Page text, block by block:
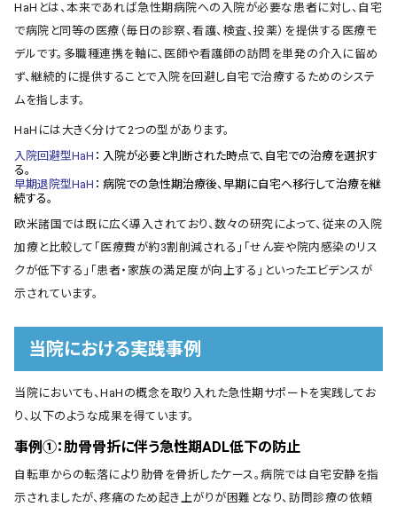
HaHとは、本来であれば急性期病院への入院が必要な患者に対し、自宅
で病院と同等の医療（毎日の診察、看護、検査、投薬）を提供する医療モ
デルです。多職種連携を軸に、医師や看護師の訪問を単発の介入に留め
ず、継続的に提供することで入院を回避し自宅で治療するためのシステ
ムを指します。
HaHには大きく分けて2つの型があります。
入院回避型HaH ： 入院が必要と判断された時点で、自宅での治療を選択す
る。
早期退院型HaH ： 病院での急性期治療後、早期に自宅へ移行して治療を継
続する。
欧米諸国では既に広く導入されており、数々の研究によって、従来の入院
加療と比較して「医療費が約3割削減される」「せん妄や院内感染のリス
クが低下する」「患者・家族の満足度が向上する」といったエビデンスが
示されています。
当院における実践事例
当院においても、HaHの概念を取り入れた急性期サポートを実践してお
り、以下のような成果を得ています。
事例①：肋骨骨折に伴う急性期ADL低下の防止
自転車からの転落により肋骨を骨折したケース。病院では自宅安静を指
示されましたが、疼痛のため起き上がりが困難となり、訪問診療の依頼